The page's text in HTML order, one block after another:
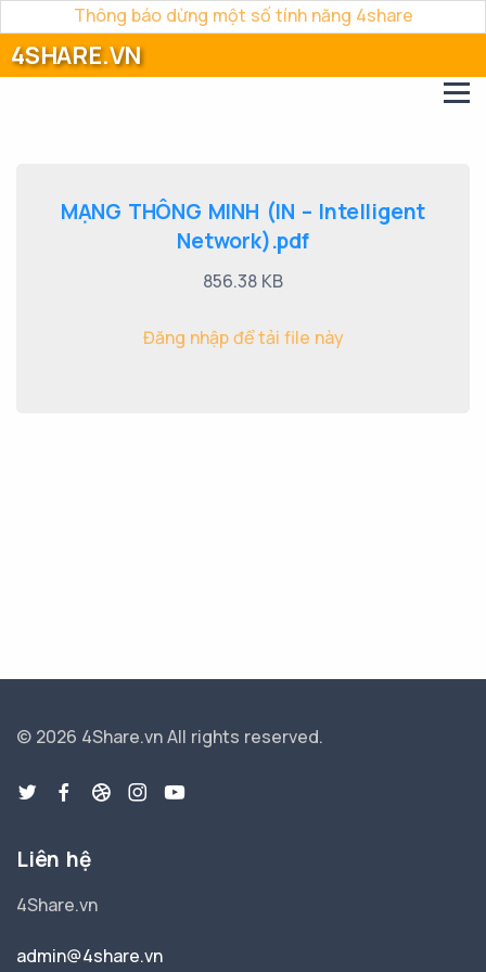
Thông báo dừng một số tính năng 4share
4SHARE.VN
MẠNG THÔNG MINH (IN – Intelligent
Network).pdf
856.38 KB
Đăng nhập để tải file này
© 2026 4Share.vnAll rights reserved.
Liên hệ
4Share.vn
admin@4share.vn